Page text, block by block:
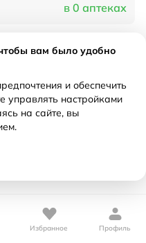
в 0 аптеках
требуется
оформлении онлайн
Избранное Профиль
вам было удобно
и обеспечить
управлять настройками
на сайте, вы